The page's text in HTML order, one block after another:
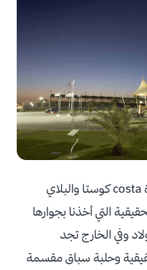
كما تباع بها التذاكر إلى جانب قهوة costa كوستا والبلاي
التي أخذنا بجوارها
وفي الخارج تجد
وحلبة سباق مقسمة